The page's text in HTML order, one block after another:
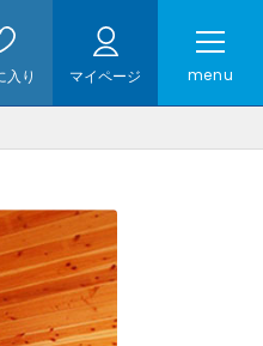
入り マイページ menu